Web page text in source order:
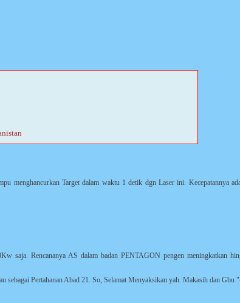
menghancurkan Target dalam waktu 1 detik dgn Laser ini. Kecepatannya
saja. Rencananya AS dalam badan PENTAGON pengen meningkatkan
sebagai Pertahanan Abad 21. So, Selamat Menyaksikan yah. Makasih dan Gbu